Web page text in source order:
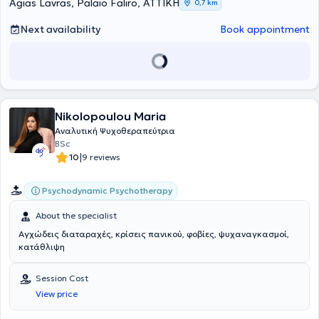
Agias Lavras, Palaio Faliro, ΑΤΤΙΚΗ 0,7 km
Next availability Book appointment
Nikolopoulou Maria
Αναλυτική Ψυχοθεραπεύτρια
BSc
10|9 reviews
Psychodynamic Psychotherapy
About the specialist
Αγχώδεις διαταραχές, κρίσεις πανικού, φοβίες, ψυχαναγκασμοί,
κατάθλιψη
Session Cost
View price